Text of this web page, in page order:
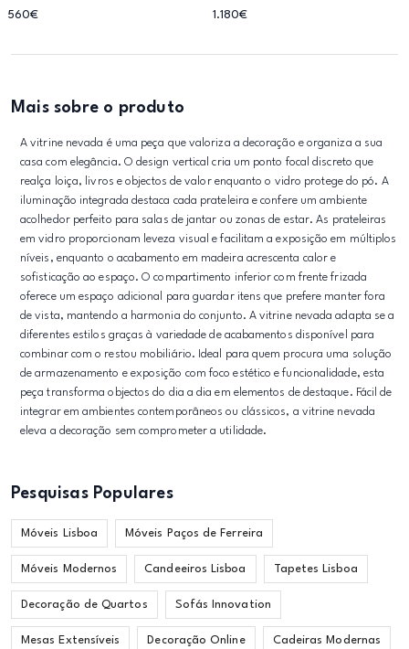
560€ 1.180€
Mais sobre o produto
A vitrine nevada é uma peça que valoriza a decoração e organiza a sua
casa com elegância. O design vertical cria um ponto focal discreto que
realça loiça, livros e objectos de valor enquanto o vidro protege do pó. A
iluminação integrada destaca cada prateleira e confere um ambiente
acolhedor perfeito para salas de jantar ou zonas de estar. As prateleiras
em vidro proporcionam leveza visual e facilitam a exposição em múltiplos
níveis, enquanto o acabamento em madeira acrescenta calor e
sofisticação ao espaço. O compartimento inferior com frente frizada
oferece um espaço adicional para guardar itens que prefere manter fora
de vista, mantendo a harmonia do conjunto. A vitrine nevada adapta se a
diferentes estilos graças à variedade de acabamentos disponível para
combinar com o restou mobiliário. Ideal para quem procura uma solução
de armazenamento e exposição com foco estético e funcionalidade, esta
peça transforma objectos do dia a dia em elementos de destaque. Fácil de
integrar em ambientes contemporâneos ou clássicos, a vitrine nevada
eleva a decoração sem comprometer a utilidade.
Pesquisas Populares
Móveis Lisboa Móveis Paços de Ferreira
Móveis Modernos Candeeiros Lisboa Tapetes Lisboa
Decoração de Quartos Sofás Innovation
Mesas Extensíveis Decoração Online Cadeiras Modernas